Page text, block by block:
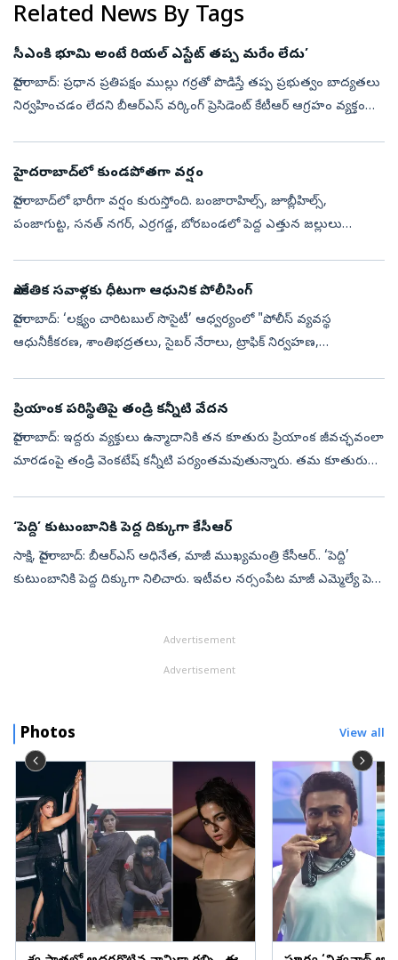
Related News By Tags
సీఎంకి భూమి అంటే రియల్‌ ఎస్టేట్‌ తప్ప మరేం లేదు’
హైదరాబాద్‌: ప్రధాన ప్రతిపక్షం ముల్లు గర్రతో పొడిస్తే తప్ప ప్రభుత్వం బాద్యతలు
నిర్వహించడం లేదని బీఆర్‌ఎస్‌ వర్కింగ్‌ ప్రెసిడెంట్‌ కేటీఆర్‌ ఆగ్రహం వ్యక్తం
హైదరాబాద్‌లో కుండపోతగా వర్షం
హైదరాబాద్‌లో భారీగా వర్షం కురుస్తోంది. బంజారాహిల్స్‌, జూబ్లీహిల్స్‌,
పంజాగుట్ట, సనత్‌ నగర్‌, ఎర్రగడ్డ, బోరబండలో పెద్ద ఎత్తున జల్లులు
సాంకేతిక సవాళ్లకు ధీటుగా ఆధునిక పోలీసింగ్‌
హైదరాబాద్: ‘లక్ష్యం చారిటబుల్ సొసైటీ’ ఆధ్వర్యంలో "పోలీస్ వ్యవస్థ
ఆధునీకీకరణ, శాంతిభద్రతలు, సైబర్ నేరాలు, ట్రాఫిక్ నిర్వహణ,
ప్రియాంక పరిస్థితిపై తండ్రి కన్నీటి వేదన
హైదరాబాద్‌: ఇద్దరు వ్యక్తులు ఉన్మాదానికి తన కూతురు ప్రియాంక జీవచ్ఛవంలా
మారడంపై తండ్రి వెంకటేష్‌ కన్నీటి పర్యంతమవుతున్నారు. తమ కూతురు
‘పెద్ది’ కుటుంబానికి పెద్ద దిక్కుగా కేసీఆర్
సాక్షి, హైదరాబాద్‌: బీఆర్‌ఎస్‌ అధినేత, మాజీ ముఖ్యమంత్రి కేసీఆర్‌.. ‘పెద్ది’
కుటుంబానికి పెద్ద దిక్కుగా నిలిచారు. ఇటీవల నర్సంపేట మాజీ ఎమ్మెల్యే పెద్ది
Advertisement
Advertisement
Photos View all